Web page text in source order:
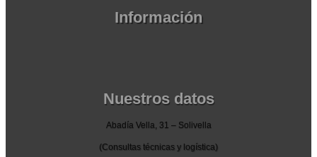
Información
Nuestros datos
Abadía Vella, 31 – Solivella
(Consultas técnicas y logística)